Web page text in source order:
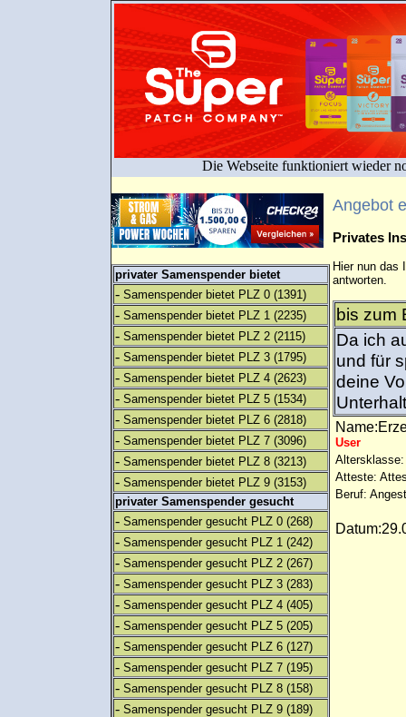
Die Webseite funktioniert wieder
privater Samenspender bietet
- Samenspender bietet PLZ 0 (1391)
- Samenspender bietet PLZ 1 (2235)
- Samenspender bietet PLZ 2 (2115)
- Samenspender bietet PLZ 3 (1795)
- Samenspender bietet PLZ 4 (2623)
- Samenspender bietet PLZ 5 (1534)
- Samenspender bietet PLZ 6 (2818)
- Samenspender bietet PLZ 7 (3096)
- Samenspender bietet PLZ 8 (3213)
- Samenspender bietet PLZ 9 (3153)
privater Samenspender gesucht
- Samenspender gesucht PLZ 0 (268)
- Samenspender gesucht PLZ 1 (242)
- Samenspender gesucht PLZ 2 (267)
- Samenspender gesucht PLZ 3 (283)
- Samenspender gesucht PLZ 4 (405)
- Samenspender gesucht PLZ 5 (205)
- Samenspender gesucht PLZ 6 (127)
- Samenspender gesucht PLZ 7 (195)
- Samenspender gesucht PLZ 8 (158)
- Samenspender gesucht PLZ 9 (189)
Angebot
Privates
Hier nun das
antworten.
bis zum
Da ich
und für
deine
User
Altersklasse:
Atteste:
Beruf: